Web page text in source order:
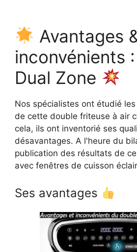
Avantages
inconvénients
Dual Zone
Nos spécialistes ont étudié
de cette double friteuse à air
cela, ils ont inventorié ses
désavantages. A l'heure du
publication des résultats de
avec fenêtres de cuisson
Ses avantages